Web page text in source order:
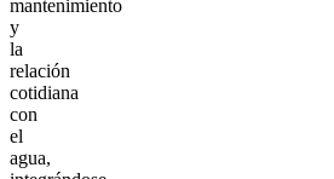
mantenimiento
y
la
relación
cotidiana
con
el
agua,